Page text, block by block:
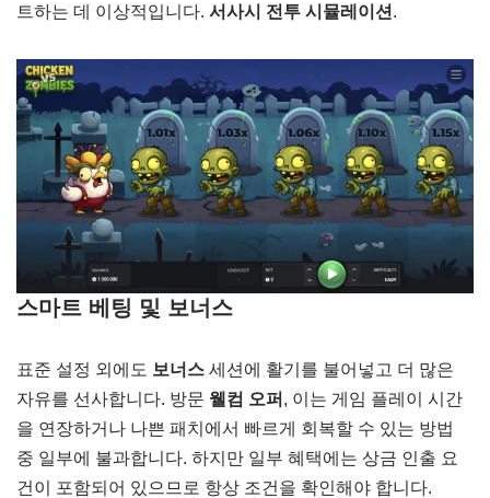
트하는 데 이상적입니다. 서사시 전투 시뮬레이션 .
스마트 베팅 및 보너스
표준 설정 외에도 보너스 세션에 활기를 불어넣고 더 많은
자유를 선사합니다. 방문 웰컴 오퍼 , 이는 게임 플레이 시간
을 연장하거나 나쁜 패치에서 빠르게 회복할 수 있는 방법
중 일부에 불과합니다. 하지만 일부 혜택에는 상금 인출 요
건이 포함되어 있으므로 항상 조건을 확인해야 합니다.